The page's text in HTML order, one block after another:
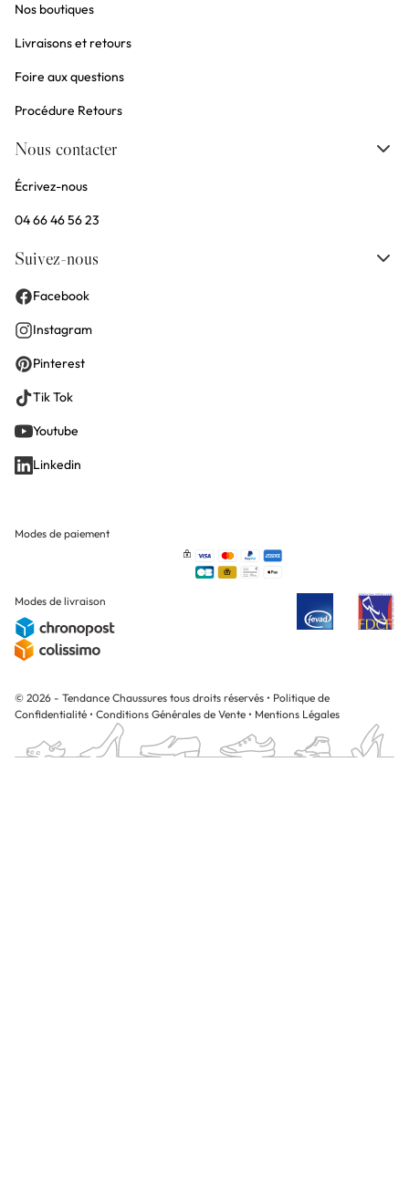
Nos boutiques
Livraisons et retours
Foire aux questions
Procédure Retours
Nous contacter
Écrivez-nous
04 66 46 56 23
Suivez-nous
Facebook
Instagram
Pinterest
Tik Tok
Youtube
Linkedin
Modes de paiement
Modes de livraison
© 2026 - Tendance Chaussures tous droits réservés • Politique de
Confidentialité • Conditions Générales de Vente • Mentions Légales